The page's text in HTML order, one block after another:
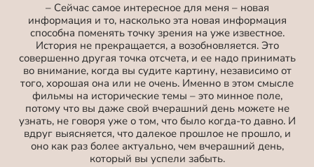
– Сейчас самое интересное для меня – новая
информация и то, насколько эта новая информация
способна поменять точку зрения на уже известное.
История не прекращается, а возобновляется. Это
совершенно другая точка отсчета, и ее надо принимать
во внимание, когда вы судите картину, независимо от
того, хорошая она или не очень. Именно в этом смысле
фильмы на исторические темы – это минное поле,
потому что вы даже свой вчерашний день можете не
узнать, не говоря уже о том, что было когда-то давно. И
вдруг выясняется, что далекое прошлое не прошло, и
оно как раз более актуально, чем вчерашний день,
который вы успели забыть.